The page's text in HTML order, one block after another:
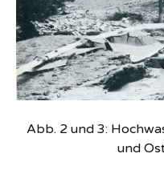
Abb. 2 und 3:
und